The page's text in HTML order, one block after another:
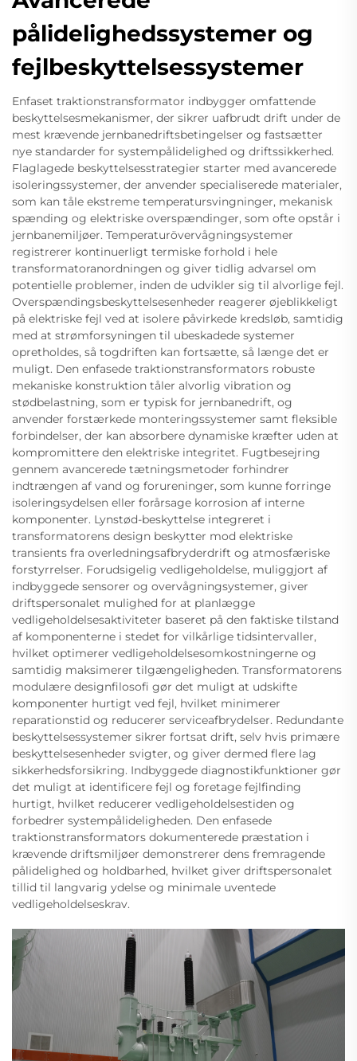
pålidelighedssystemer og
fejlbeskyttelsessystemer
Enfaset traktionstransformator indbygger omfattende
beskyttelsesmekanismer, der sikrer uafbrudt drift under de
mest krævende jernbanedriftsbetingelser og fastsætter
nye standarder for systempålidelighed og driftssikkerhed.
Flaglagede beskyttelsesstrategier starter med avancerede
isoleringssystemer, der anvender specialiserede materialer,
som kan tåle ekstreme temperatursvingninger, mekanisk
spænding og elektriske overspændinger, som ofte opstår i
jernbanemiljøer. Temperaturövervågningsystemer
registrerer kontinuerligt termiske forhold i hele
transformatoranordningen og giver tidlig advarsel om
potentielle problemer, inden de udvikler sig til alvorlige fejl.
Overspændingsbeskyttelsesenheder reagerer øjeblikkeligt
på elektriske fejl ved at isolere påvirkede kredsløb, samtidig
med at strømforsyningen til ubeskadede systemer
opretholdes, så togdriften kan fortsætte, så længe det er
muligt. Den enfasede traktionstransformators robuste
mekaniske konstruktion tåler alvorlig vibration og
stødbelastning, som er typisk for jernbanedrift, og
anvender forstærkede monteringssystemer samt fleksible
forbindelser, der kan absorbere dynamiske kræfter uden at
kompromittere den elektriske integritet. Fugtbesejring
gennem avancerede tætningsmetoder forhindrer
indtrængen af vand og forureninger, som kunne forringe
isoleringsydelsen eller forårsage korrosion af interne
komponenter. Lynstød-beskyttelse integreret i
transformatorens design beskytter mod elektriske
transients fra overledningsafbryderdrift og atmosfæriske
forstyrrelser. Forudsigelig vedligeholdelse, muliggjort af
indbyggede sensorer og overvågningsystemer, giver
driftspersonalet mulighed for at planlægge
vedligeholdelsesaktiviteter baseret på den faktiske tilstand
af komponenterne i stedet for vilkårlige tidsintervaller,
hvilket optimerer vedligeholdelsesomkostningerne og
samtidig maksimerer tilgængeligheden. Transformatorens
modulære designfilosofi gør det muligt at udskifte
komponenter hurtigt ved fejl, hvilket minimerer
reparationstid og reducerer serviceafbrydelser. Redundante
beskyttelsessystemer sikrer fortsat drift, selv hvis primære
beskyttelsesenheder svigter, og giver dermed flere lag
sikkerhedsforsikring. Indbyggede diagnostikfunktioner gør
det muligt at identificere fejl og foretage fejlfinding
hurtigt, hvilket reducerer vedligeholdelsestiden og
forbedrer systempålideligheden. Den enfasede
traktionstransformators dokumenterede præstation i
krævende driftsmiljøer demonstrerer dens fremragende
pålidelighed og holdbarhed, hvilket giver driftspersonalet
tillid til langvarig ydelse og minimale uventede
vedligeholdelseskrav.